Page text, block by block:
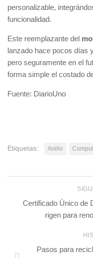
personalizable,
funcionalidad.
Este reemplazante del
lanzado hace pocos días
pero seguramente en el
forma simple el costado
Fuente: DiarioUno
Etiquetas: Anillo
Certificado Único de
rigen para
Pasos para